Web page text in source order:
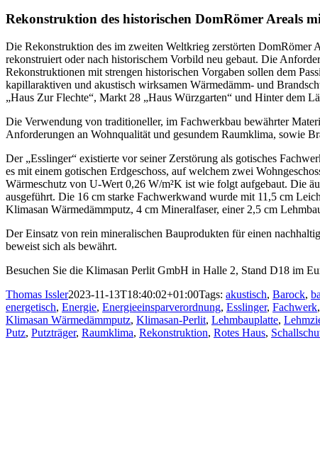
Rekonstruktion des historischen DomRömer Areals
Die Rekonstruktion des im zweiten Weltkrieg zerstörten DomRömer
rekonstruiert oder nach historischem Vorbild neu gebaut. Die
Rekonstruktionen mit strengen historischen Vorgaben sollen dem
kapillaraktiven und akustisch wirksamen Wärmedämm- und
„Haus Zur Flechte“, Markt 28 „Haus Würzgarten“ und Hinter dem
Die Verwendung von traditioneller, im Fachwerkbau bewährter
Anforderungen an Wohnqualität und gesundem Raumklima, sowie
Der „Esslinger“ existierte vor seiner Zerstörung als gotisches
es mit einem gotischen Erdgeschoss, auf welchem zwei
Wärmeschutz von U-Wert 0,26 W/m²K ist wie folgt aufgebaut. Die
ausgeführt. Die 16 cm starke Fachwerkwand wurde mit 11,5 cm
Klimasan Wärmedämmputz, 4 cm Mineralfaser, einer 2,5 cm
Der Einsatz von rein mineralischen Bauprodukten für einen
beweist sich als bewährt.
Besuchen Sie die Klimasan Perlit GmbH in Halle 2, Stand D18 im
Thomas Issler2023-11-13T18:40:02+01:00Tags: akustisch, Barock,
energetisch, Energie, Energieeinsparverordnung, Esslinger, Fachwerk,
Klimasan Wärmedämmputz, Klimasan-Perlit, Lehmbauplatte,
Putz, Putzträger, Raumklima, Rekonstruktion, Rotes Haus,